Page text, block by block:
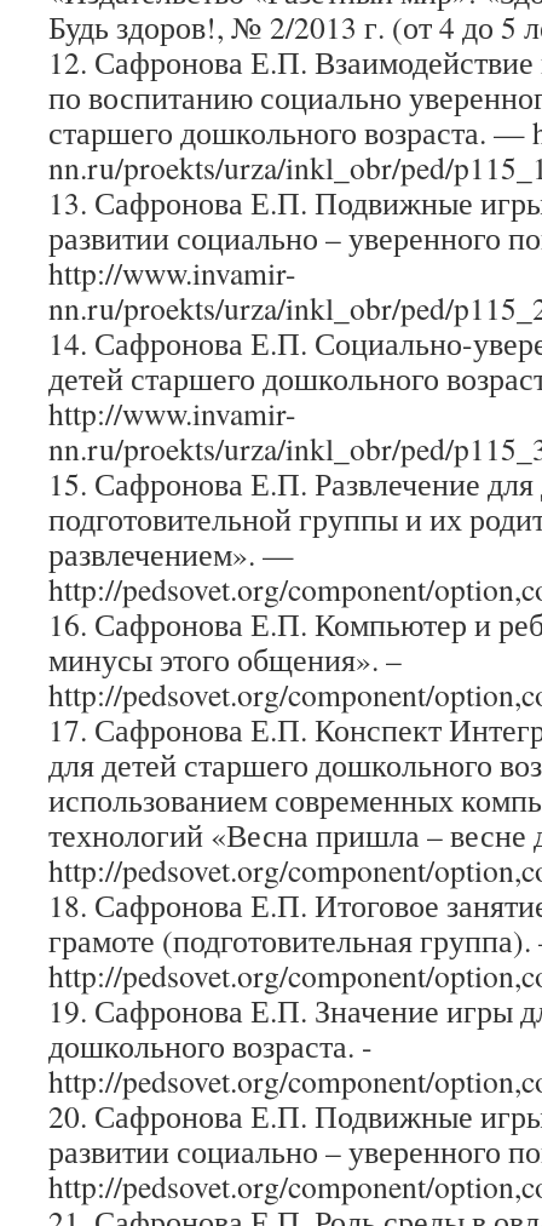
Будь здоров!, № 2/2013 г. (от 4 до 5
12. Сафронова Е.П. Взаимодействие
по воспитанию социально
старшего дошкольного возраста. —
nn.ru/proekts/urza/inkl_obr/ped/
13. Сафронова Е.П. Подвижные
развитии социально – уверенного
http://www.invamir-
nn.ru/proekts/urza/inkl_obr/ped/
14. Сафронова Е.П. Социально-
детей старшего дошкольного
http://www.invamir-
nn.ru/proekts/urza/inkl_obr/ped/
15. Сафронова Е.П. Развлечение для
подготовительной группы и их
развлечением». —
http://pedsovet.org/component/
16. Сафронова Е.П. Компьютер и
минусы этого общения». –
http://pedsovet.org/component/
17. Сафронова Е.П. Конспект
для детей старшего дошкольного
использованием современных
технологий «Весна пришла – весне
http://pedsovet.org/component/
18. Сафронова Е.П. Итоговое
грамоте (подготовительная
http://pedsovet.org/component/
19. Сафронова Е.П. Значение игры
дошкольного возраста. -
http://pedsovet.org/component/
20. Сафронова Е.П. Подвижные
развитии социально – уверенного
http://pedsovet.org/component/